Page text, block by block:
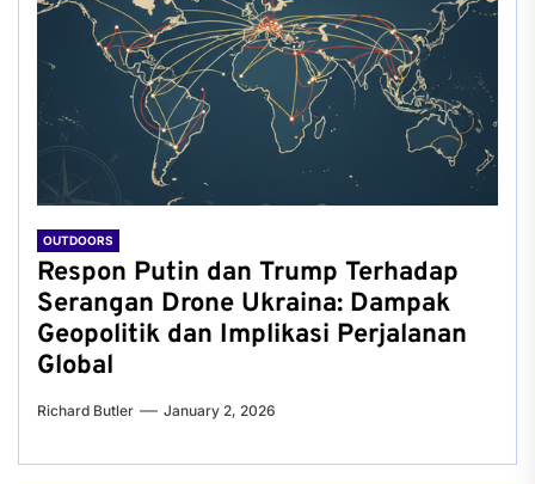
OUTDOORS
Respon Putin dan Trump Terhadap
Serangan Drone Ukraina: Dampak
Geopolitik dan Implikasi Perjalanan
Global
Richard Butler January 2, 2026